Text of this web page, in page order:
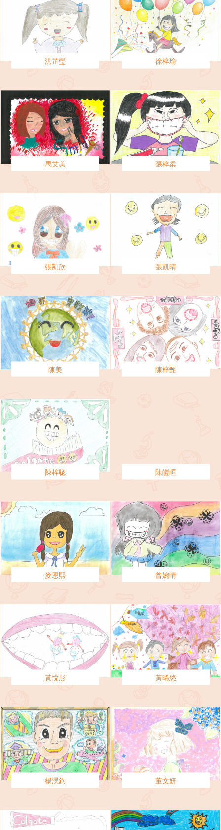
洪芷瑩 徐梓瑜
馬艾美 張梓柔
張凱欣 張凱晴
陳美 陳梓甄
陳梓聰 陳皚晅
麥恩熙 曾婉晴
黃悅彤 黃晞悠
楊淏鈞 董文妍